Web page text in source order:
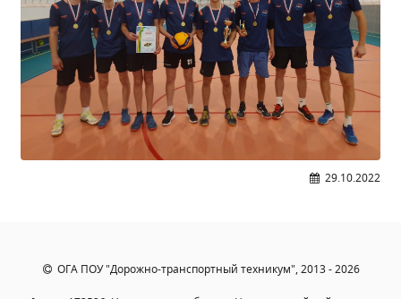
Региональный центр по профилактике ДДТТ
Учебно-производственный комплекс
Центр карьеры
Противодействие коррупции
Всероссийское чемпионатное движение
Региональная инновационная площадка
организацией
29.10.2022
ОГА ПОУ "Дорожно-транспортный техникум", 2013 - 2026